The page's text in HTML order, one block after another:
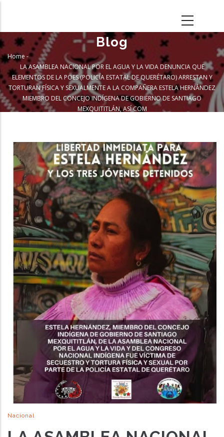
main
content
Blog
Breadcrumb
Home -
LA ASAMBLEA NACIONAL POR EL AGUA Y LA VIDA DENUNCIA QUE
ELEMENTOS DE LA POES (POLICÍA ESTATAL DE QUERÉTARO) ARRESTAN Y
TORTURAN FÍSICA Y SEXUALMENTE A LA COMPAÑERA ESTELA HERNÁNDEZ
MIEMBRO DEL CONCEJO INDÍGENA DE GOBIERNO DE SANTIAGO
MEXQUITITLÁN, ASÍ COM
Nacional